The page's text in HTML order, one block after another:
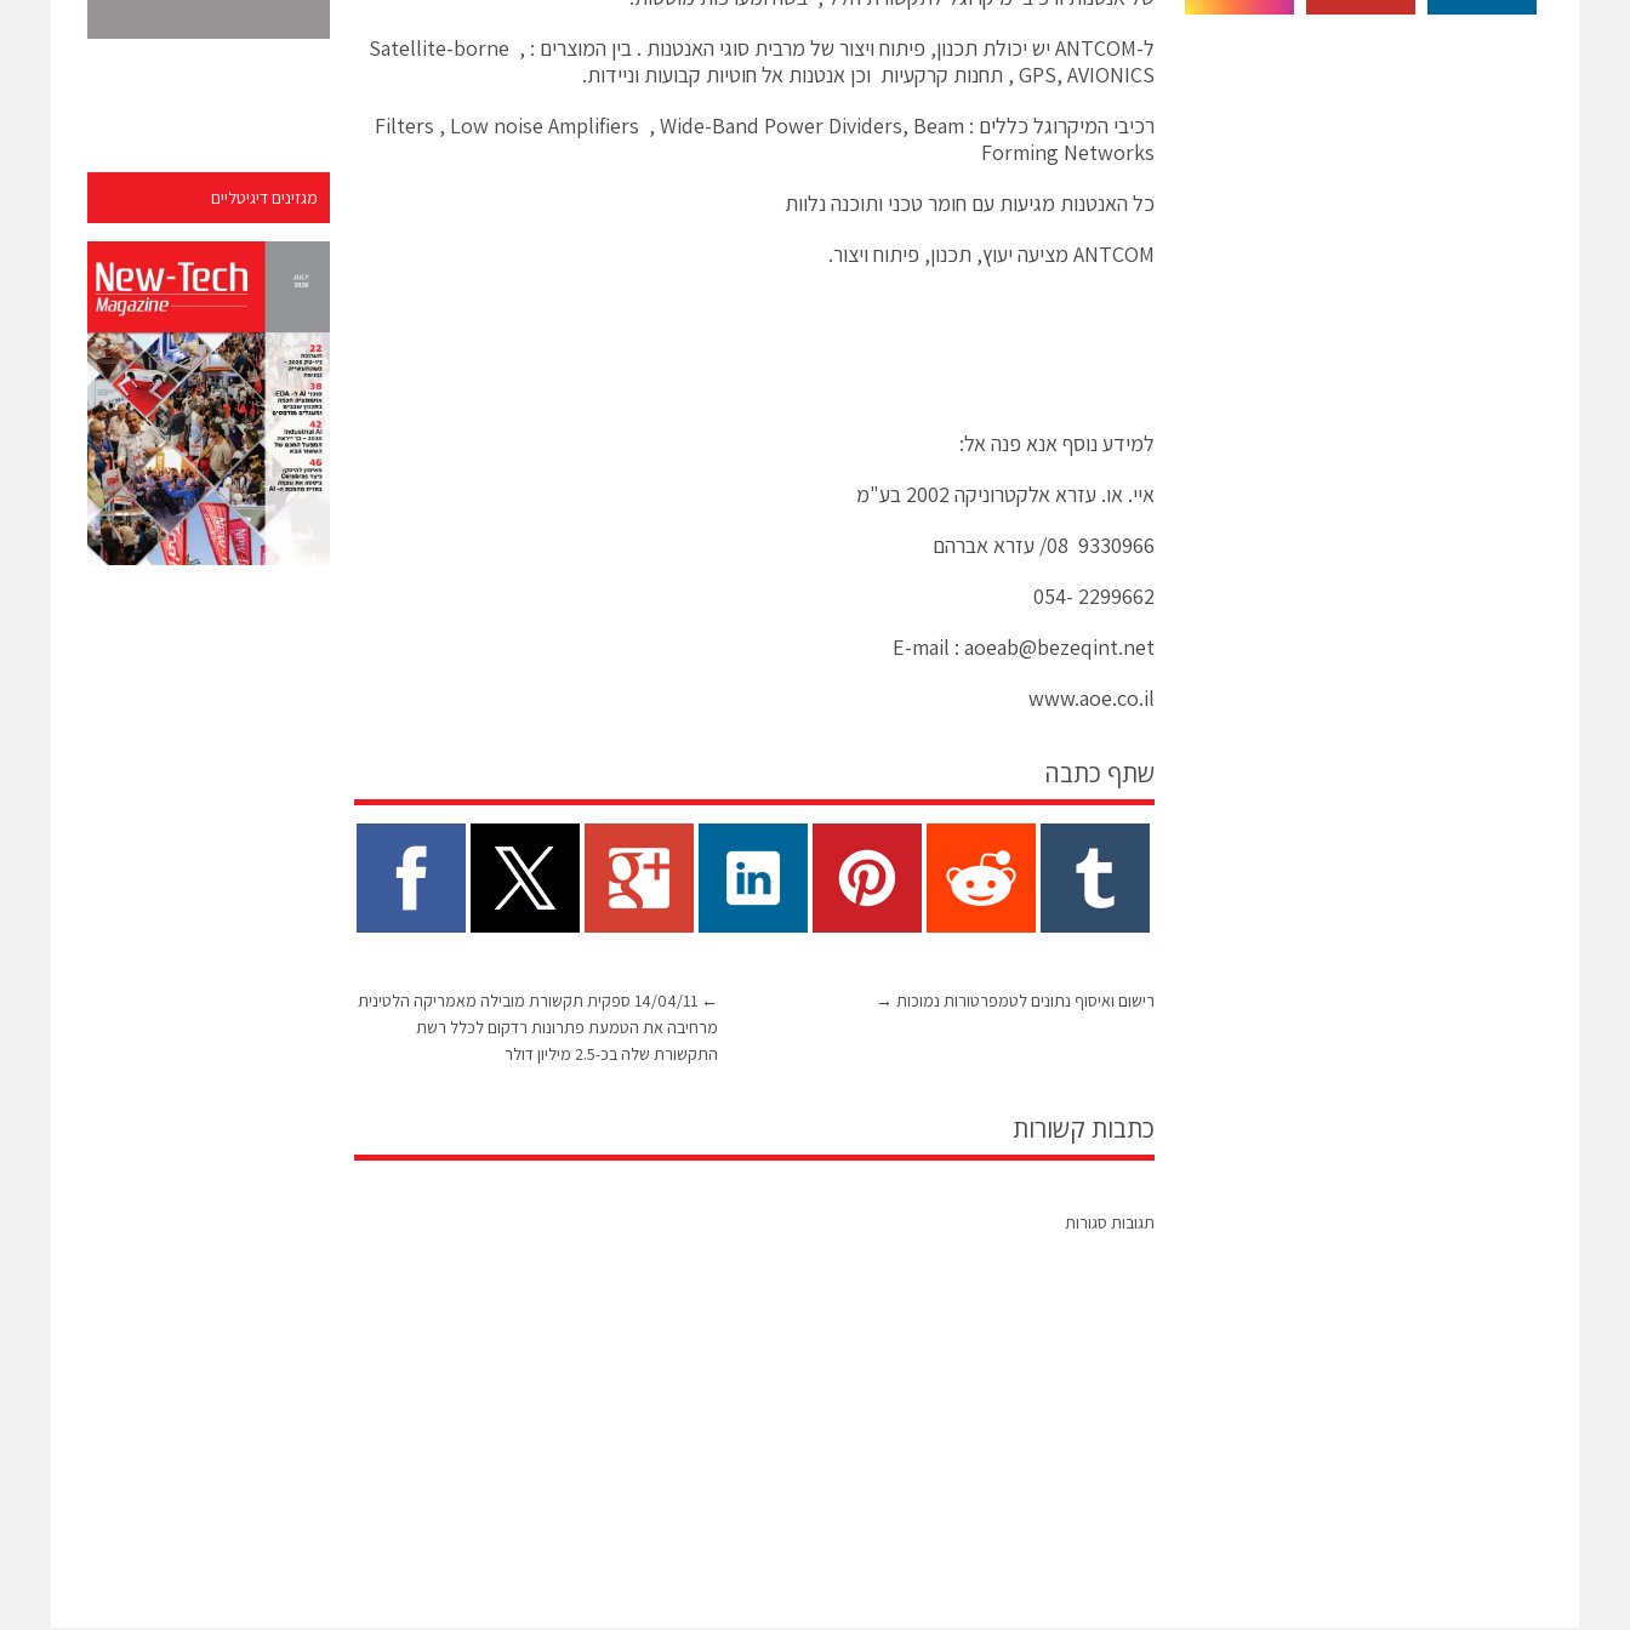
מגזינים דיגיטליים
ל-ANTCOM יש יכולת תכנון, פיתוח ויצור של מרבית סוגי האנטנות . בין המוצרים : Satellite-borne ,
GPS, AVIONICS , תחנות קרקעיות וכן אנטנות אל חוטיות קבועות וניידות.
רכיבי המיקרוגל כללים : Filters , Low noise Amplifiers , Wide-Band Power Dividers, Beam
Forming Networks
כל האנטנות מגיעות עם חומר טכני ותוכנה נלוות
ANTCOM מציעה יעוץ, תכנון, פיתוח ויצור.
למידע נוסף אנא פנה אל:
איי. או. עזרא אלקטרוניקה 2002 בע"מ
9330966 08/ עזרא אברהם
2299662 -054
E-mail : aoeab@bezeqint.net
www.aoe.co.il
שתף כתבה
←
14/04/11 ספקית תקשורת מובילה מאמריקה הלטינית
מרחיבה את הטמעת פתרונות רדקום לכלל רשת
התקשורת שלה בכ-2.5 מיליון דולר
רישום ואיסוף נתונים לטמפרטורות נמוכות →
כתבות קשורות
תגובות סגורות